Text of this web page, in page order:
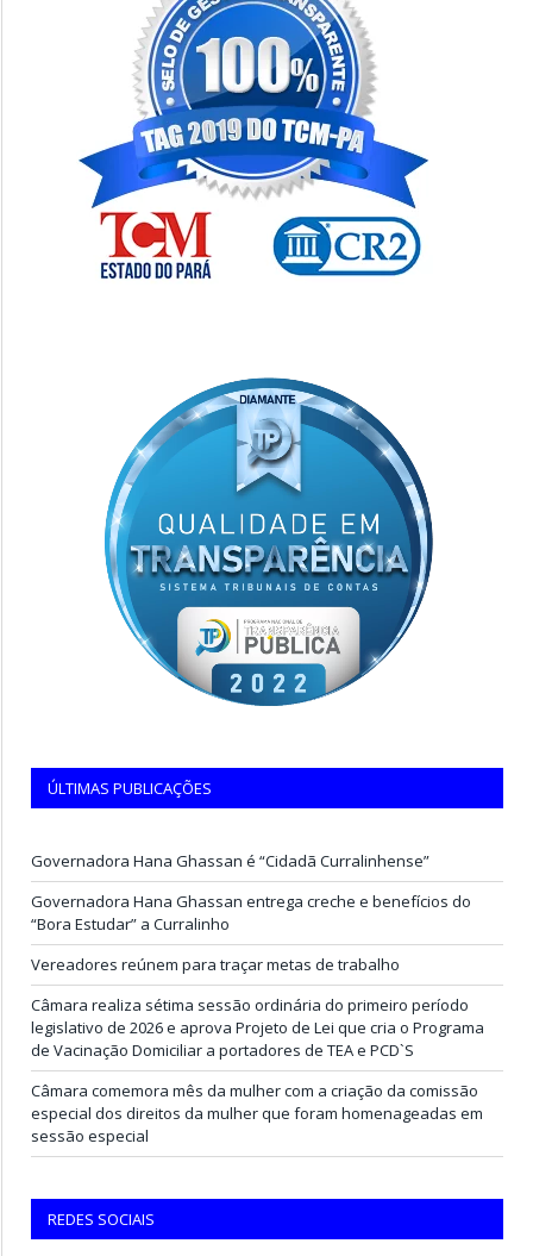
ÚLTIMAS PUBLICAÇÕES
Governadora Hana Ghassan é “Cidadã Curralinhense”
Governadora Hana Ghassan entrega creche e benefícios do
“Bora Estudar” a Curralinho
Vereadores reúnem para traçar metas de trabalho
Câmara realiza sétima sessão ordinária do primeiro período
legislativo de 2026 e aprova Projeto de Lei que cria o Programa
de Vacinação Domiciliar a portadores de TEA e PCD`S
Câmara comemora mês da mulher com a criação da comissão
especial dos direitos da mulher que foram homenageadas em
sessão especial
REDES SOCIAIS